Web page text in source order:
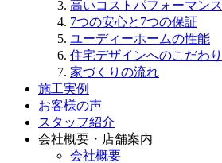
高いコストパフォーマンス
7つの安心と7つの保証
ユーディーホームの性能
住宅デザインへのこだわり
家づくりの流れ
施工実例
お客様の声
スタッフ紹介
会社概要・店舗案内
会社概要